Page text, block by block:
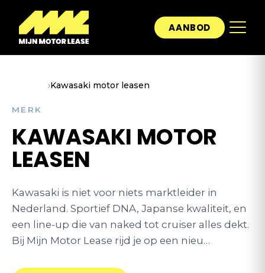
AANBOD
›Kawasaki motor leasen
MERK
KAWASAKI MOTOR
LEASEN
Kawasaki is niet voor niets marktleider in
Nederland. Sportief DNA, Japanse kwaliteit, en
een line-up die van naked tot cruiser alles dekt.
Bij Mijn Motor Lease rijd je op een nieu…